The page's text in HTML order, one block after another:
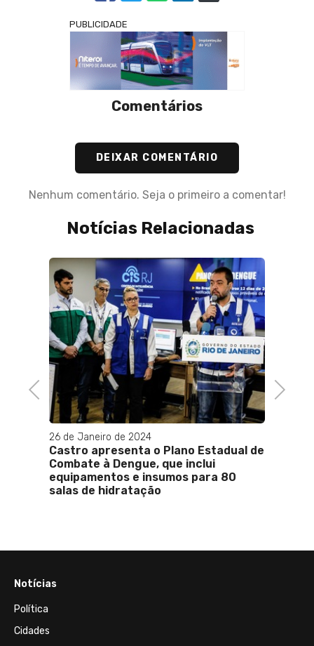
PUBLICIDADE
Comentários
DEIXAR COMENTÁRIO
Nenhum comentário. Seja o primeiro a comentar!
Notícias Relacionadas
Previous
26 de Janeiro de 2024
Castro apresenta o Plano Estadual de
Combate à Dengue, que inclui
equipamentos e insumos para 80
salas de hidratação
Next
Notícias
Política
Cidades